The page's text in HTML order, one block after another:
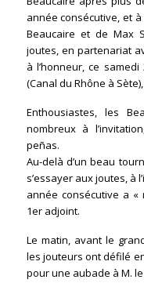
année consécutive, et à
Beaucaire et de Max
joutes, en partenariat
à l’honneur, ce
(Canal du Rhône à
Enthousiastes, les
nombreux à
peñas.
Au-delà d’un beau
s’essayer aux joutes, à
année consécutive a
1er adjoint.
Le matin, avant le
les jouteurs ont défilé
pour une aubade à M.